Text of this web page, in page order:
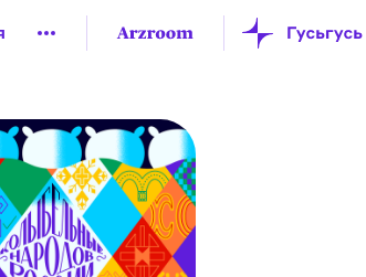
язык от «гой еси» до «лол кек»
литература XX века